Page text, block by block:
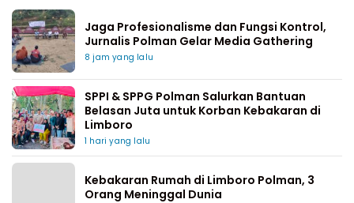
Jaga Profesionalisme dan Fungsi Kontrol,
Jurnalis Polman Gelar Media Gathering
8 jam yang lalu
SPPI & SPPG Polman Salurkan Bantuan
Belasan Juta untuk Korban Kebakaran di
Limboro
1 hari yang lalu
Kebakaran Rumah di Limboro Polman, 3
Orang Meninggal Dunia